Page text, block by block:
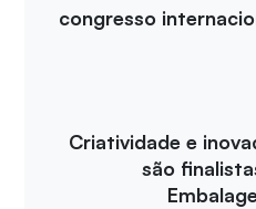
congresso
Criatividade e
são